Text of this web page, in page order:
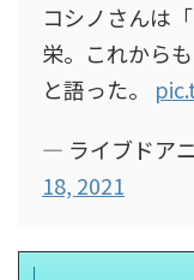
コシノさんは
栄。これから
と語った。
— ライブドア
18, 2021